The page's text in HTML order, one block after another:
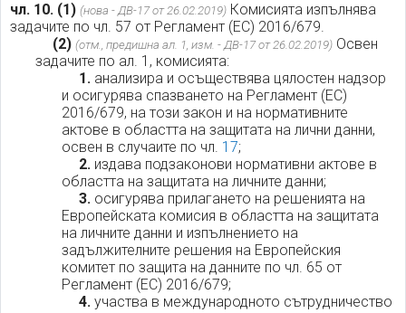
чл. 10. (1) (нова - ДВ-17 от 26.02.2019) Комисията изпълнява
задачите по чл. 57 от Регламент (ЕС) 2016/679.
(2) (отм., предишна ал. 1, изм. - ДВ-17 от 26.02.2019) Освен
задачите по ал. 1, комисията:
1.анализира и осъществява цялостен надзор
и осигурява спазването на Регламент (ЕС)
2016/679, на този закон и на нормативните
актове в областта на защитата на лични данни,
освен в случаите по чл. 17;
2.издава подзаконови нормативни актове в
областта на защитата на личните данни;
3.осигурява прилагането на решенията на
Европейската комисия в областта на защитата
на личните данни и изпълнението на
задължителните решения на Европейския
комитет по защита на данните по чл. 65 от
Регламент (ЕС) 2016/679;
4.участва в международното сътрудничество